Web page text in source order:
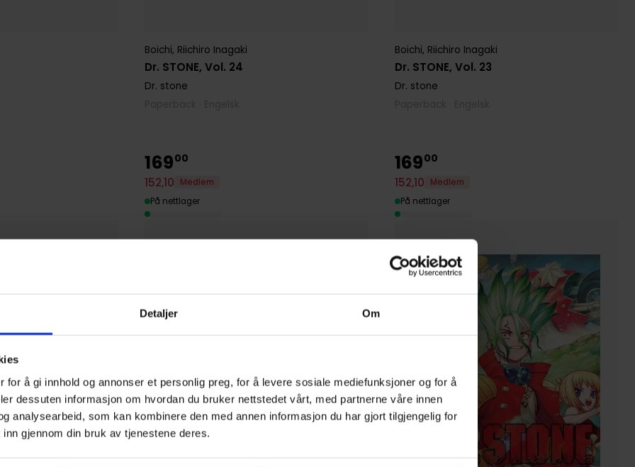
Detaljer Om
for å gi innhold og annonser et personlig preg, for å levere sosiale mediefunksjoner og for å
dessuten informasjon om hvordan du bruker nettstedet vårt, med partnerne våre innen
analysearbeid, som kan kombinere den med annen informasjon du har gjort tilgjengelig for
gjennom din bruk av tjenestene deres.
Dr. STONE, Vol. 24
Boichi, Riichiro Inagaki
Dr. stone
Dr. STONE, Vol. 23
Boichi, Riichiro Inagaki
Dr. stone
16900
152,10
Medlem
På nettlager
16900
152,10
Medlem
På nettlager